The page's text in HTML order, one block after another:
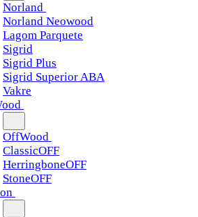
Norland
Norland Neowood
Lagom Parquete
Sigrid
Sigrid Plus
Sigrid Superior ABA
Vakre
OffWood
ClassicOFF
HerringboneOFF
StoneOFF